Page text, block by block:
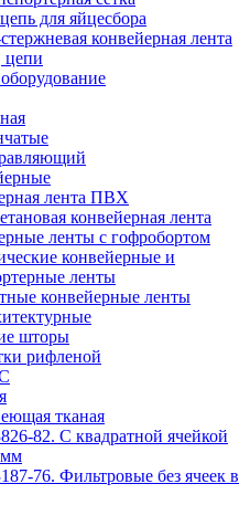
для яйцесбора
конвейерная лента
цепи
лента ПВХ
конвейерная лента
ленты с гофробортом
конвейерные и
ленты
конвейерные ленты
шторы
рифленой
тканая
82. C квадратной ячейкой
мм
76. Фильтровые без ячеек в